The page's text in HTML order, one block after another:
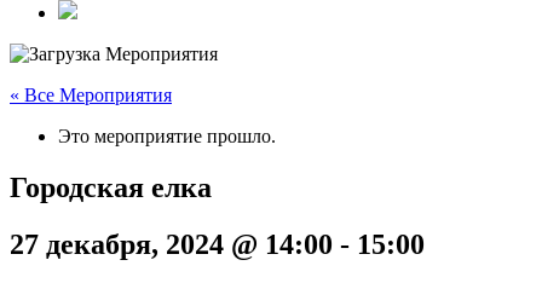
« Все Мероприятия
Это мероприятие прошло.
Городская елка
27 декабря, 2024 @ 14:00 - 15:00